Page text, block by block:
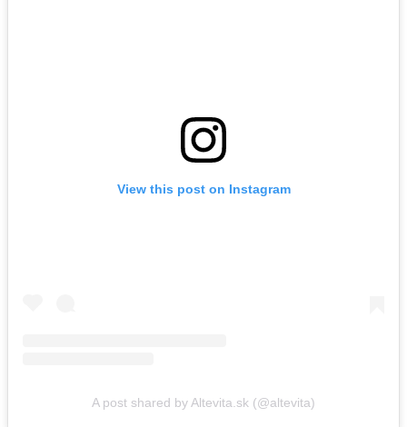
View this post on Instagram
A post shared by Altevita.sk (@altevita)